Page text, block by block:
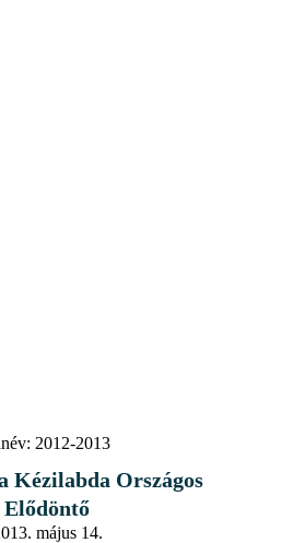
2012-2013
Kézilabda Országos
Elődöntő
május 14.